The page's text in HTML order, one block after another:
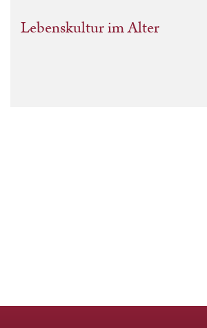
Lebenskultur im Alter